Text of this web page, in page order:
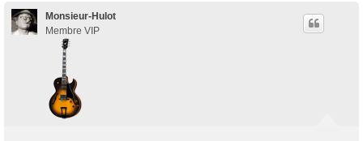
Monsieur-Hulot
Membre VIP